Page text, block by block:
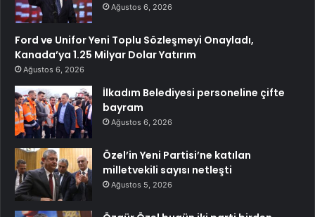
Ağustos 6, 2026
Ford ve Unifor Yeni Toplu Sözleşmeyi Onayladı,
Kanada’ya 1.25 Milyar Dolar Yatırım
Ağustos 6, 2026
İlkadım Belediyesi personeline çifte
bayram
Ağustos 6, 2026
Özel’in Yeni Partisi’ne katılan
milletvekili sayısı netleşti
Ağustos 5, 2026